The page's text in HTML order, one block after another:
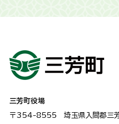
三芳町役場
〒354-8555 埼玉県入間郡三